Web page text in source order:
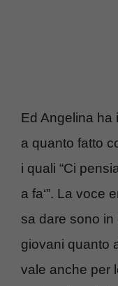
Ed Angelina ha
a quanto fatto
i quali “Ci
a fa‘”. La voce
sa dare sono in
giovani quanto
vale anche per